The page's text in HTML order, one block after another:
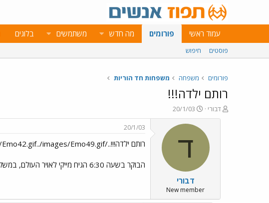
עמוד ראשי פורומים מה חדש משתמשים בלוגים
פוסטים חיפוש
פורומים משפחה משפחות חד הוריות
רותם ילדה!!!
פ
ו
דבורי
פ
ו
ר
ם
א
ר
י
ך
20/1/03
ד
דבורי
New member
20/1/03
רותם ילדה!!!../images/Emo65.gif../images/Emo39.gif../images/Emo42.gif../images/Emo49.gif
הבוקר בשעה 6:30 הגיח מייקי לאויר העולם, במשקל 4 ק"ג. לאם ולבן שלום.